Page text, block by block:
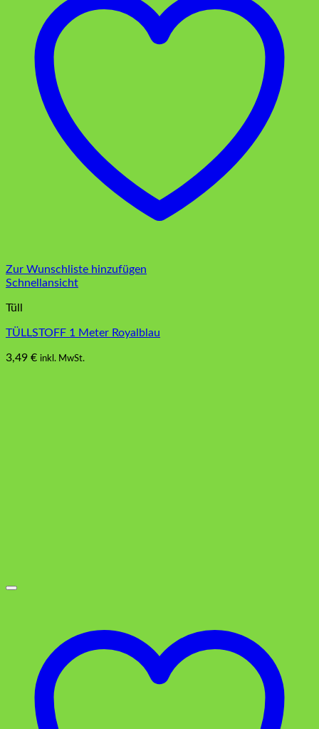
Zur Wunschliste hinzufügen
Schnellansicht
Tüll
TÜLLSTOFF 1 Meter Royalblau
3,49 € inkl. MwSt.